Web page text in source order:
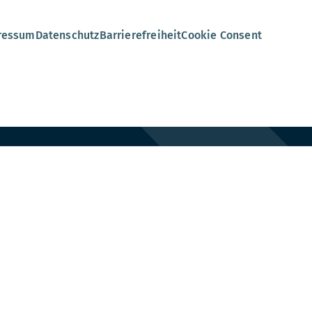
DatenschutzBarrierefreiheitCookie Consent